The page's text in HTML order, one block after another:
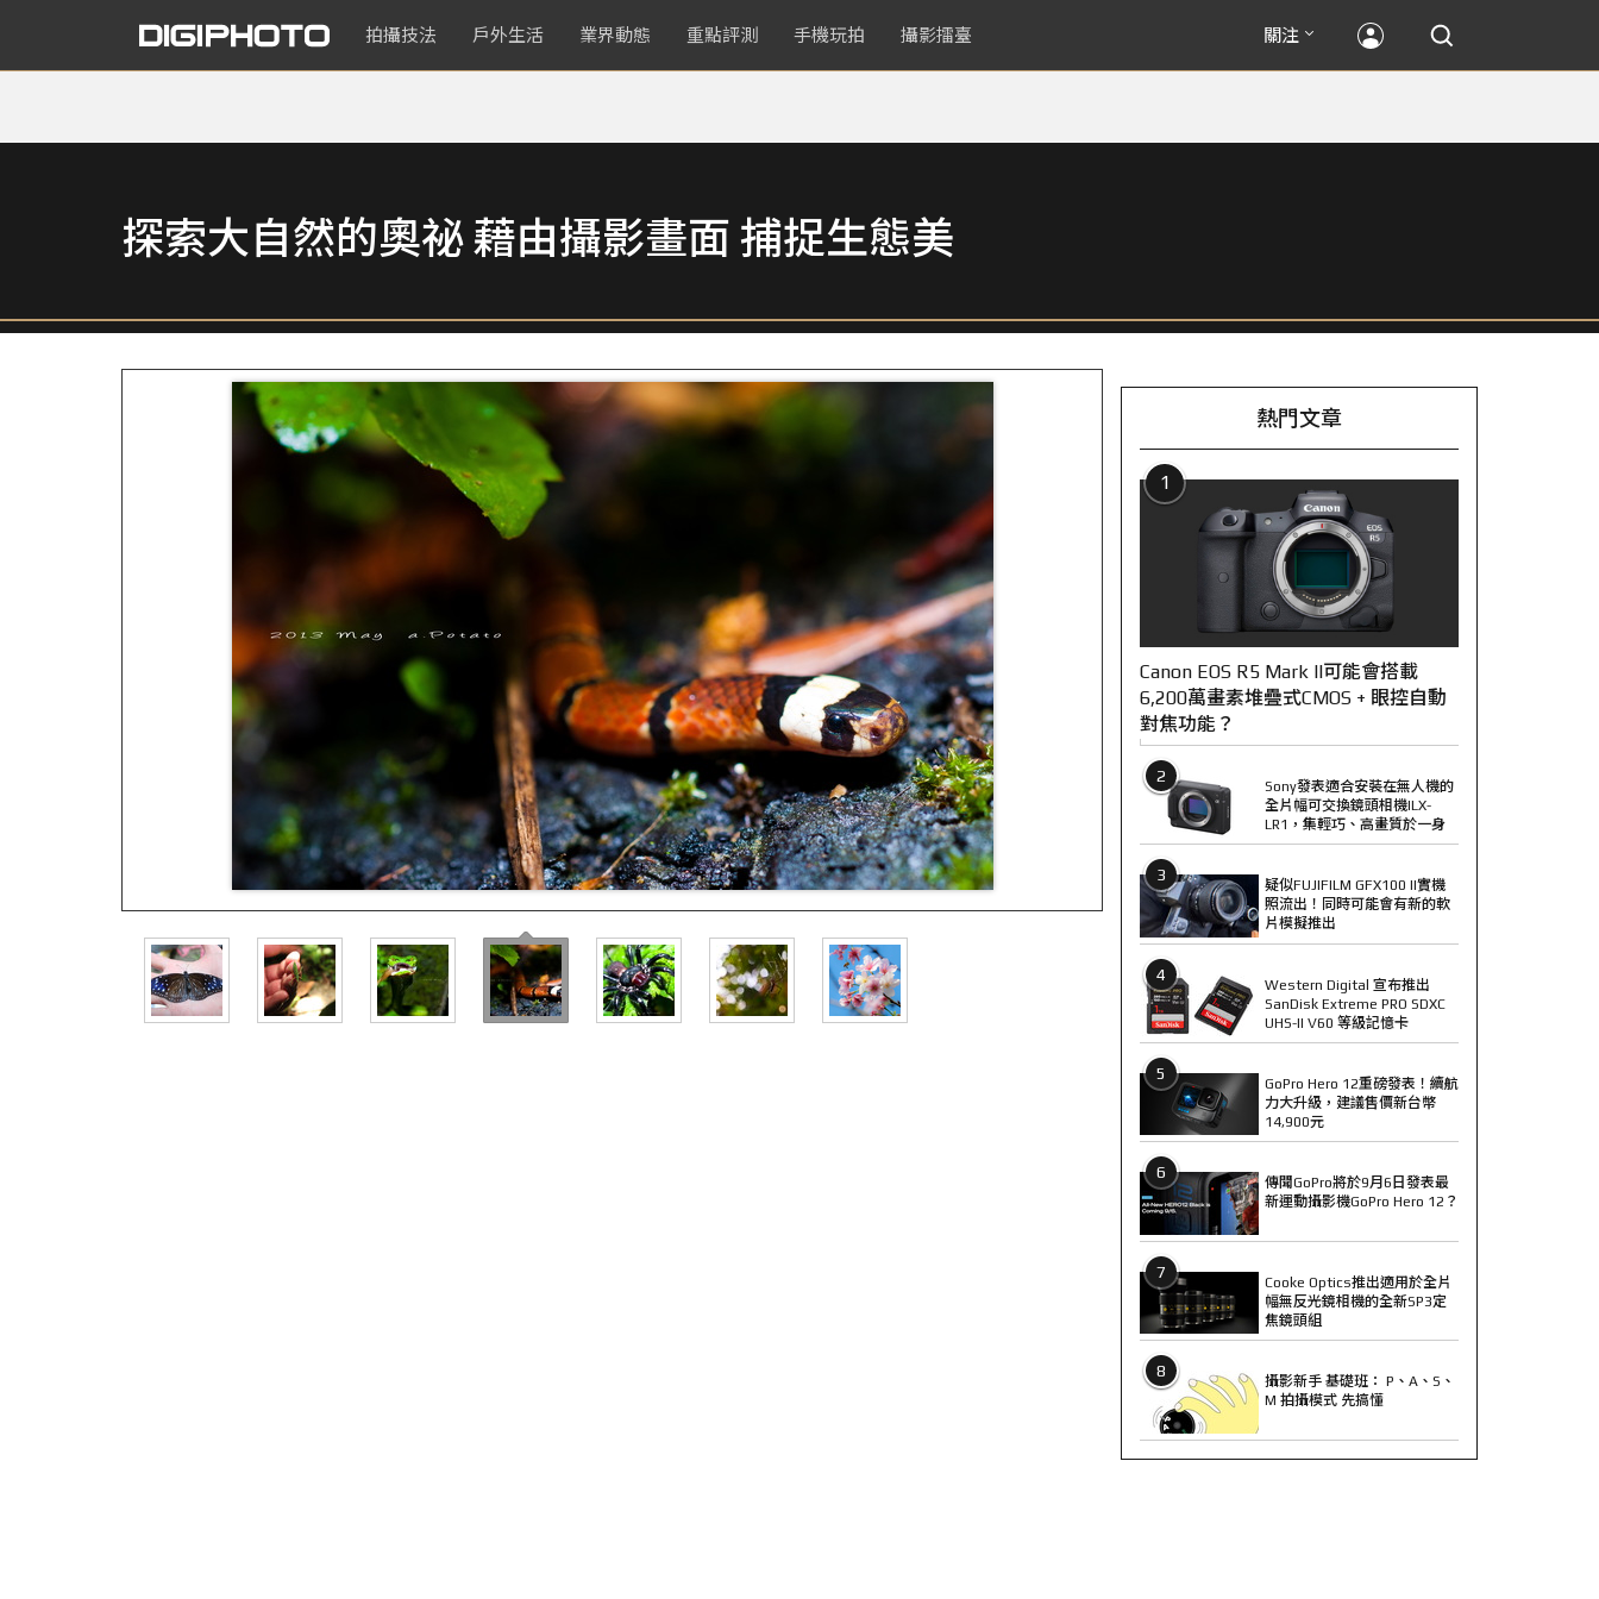
拍攝技法 戶外生活 業界動態 重點評測 手機玩拍 攝影擂臺 關注
探索大自然的奧祕 藉由攝影畫面 捕捉生態美
熱門文章
1
Canon EOS R5 Mark II可能會搭載
6,200萬畫素堆疊式CMOS + 眼控自動
對焦功能？
2
Sony發表適合安裝在無人機的
全片幅可交換鏡頭相機ILX-
LR1，集輕巧、高畫質於一身
3
疑似FUJIFILM GFX100 II實機
照流出！同時可能會有新的軟
片模擬推出
4
Western Digital 宣布推出
SanDisk Extreme PRO SDXC
UHS-II V60 等級記憶卡
5
GoPro Hero 12重磅發表！續航
力大升級，建議售價新台幣
14,900元
6
傳聞GoPro將於9月6日發表最
新運動攝影機GoPro Hero 12？
7
Cooke Optics推出適用於全片
幅無反光鏡相機的全新SP3定
焦鏡頭組
8
攝影新手 基礎班： P、A、S、
M 拍攝模式 先搞懂